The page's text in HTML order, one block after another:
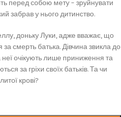
перед собою мету – зруйнувати
забрав у нього дитинство.
доньку Луки, адже вважає, що
смерть батька. Дівчина звикла до
очікують лише приниження та
за гріхи своїх батьків. Та чи
крові?